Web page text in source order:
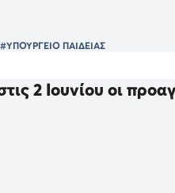
#ΥΠΟΥΡΓΕΙΟ ΠΑΙΔΕΙΑΣ
2 Ιουνίου οι